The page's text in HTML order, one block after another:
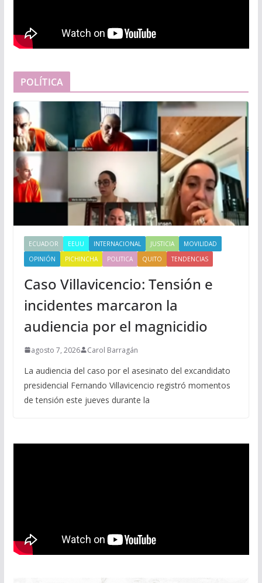
POLÍTICA
ECUADOR EEUU INTERNACIONAL JUSTICIA
MOVILIDAD
OPINIÓN
PICHINCHA POLITICA QUITO TENDENCIAS
Caso Villavicencio: Tensión e
incidentes marcaron la
audiencia por el magnicidio
agosto 7, 2026 Carol Barragán
La audiencia del caso por el asesinato del excandidato
presidencial Fernando Villavicencio registró momentos
de tensión este jueves durante la